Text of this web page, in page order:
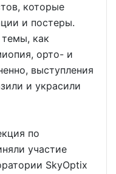
которые
и постеры.
как
орто- и
выступления
и украсили
по
участие
SkyOptix